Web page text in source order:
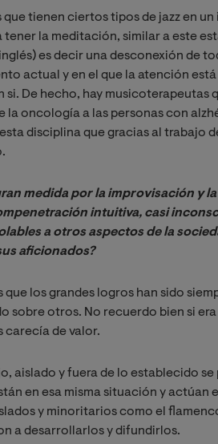
tienen ciertos tipos de jazz en
la meditación, similar a este
es decir una desconexión de
actual y en el que la atención está
De hecho, hay musicoterapeutas
la oncología a las personas con
disciplina que gracias al trabajo
medida por la improvisación y
intuitiva, casi
a otros aspectos de la
aficionados?
que los grandes logros han sido
sobre otros. No recuerdo bien si
carecía de valor.
aislado y fuera de lo establecido
en esa misma situación y actúan
y minoritarios como el
a desarrollarlos y difundirlos.